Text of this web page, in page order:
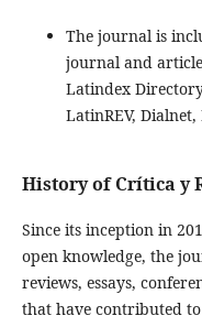
The journal is
journal and article
Latindex
LatinREV,
History of Crítica y
Since its inception in
open knowledge, the
reviews, essays,
that have contributed